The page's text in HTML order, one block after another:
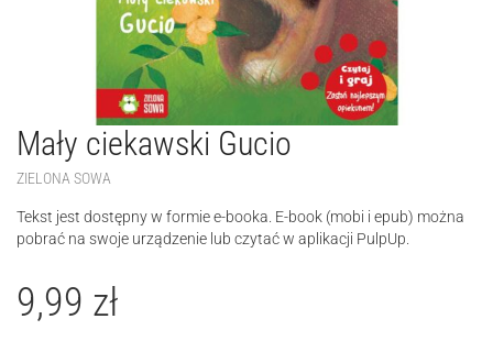
Mały ciekawski Gucio
ZIELONA SOWA
Tekst jest dostępny w formie e-booka. E-book (mobi i epub) można
pobrać na swoje urządzenie lub czytać w aplikacji PulpUp.
9,99 zł